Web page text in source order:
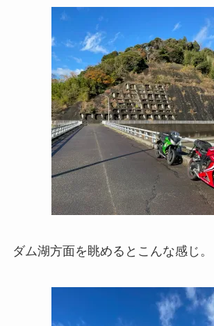
ダム湖方面を眺めるとこんな感じ。